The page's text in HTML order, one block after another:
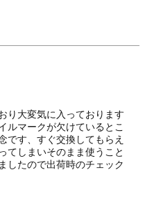
り大変気に入っております
ルマークが欠けているとこ
です、すぐ交換してもらえ
てしまいそのまま使うこと
したので出荷時のチェック